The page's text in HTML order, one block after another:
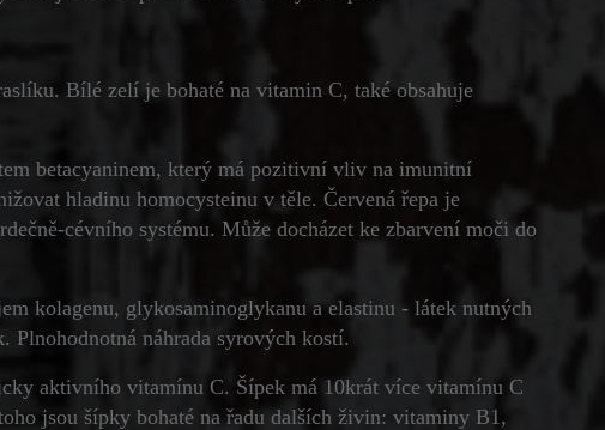
Bílé zelí je bohaté na vitamin C, také obsahuje
betacyaninem, který má pozitivní vliv na imunitní
hladinu homocysteinu v těle. Červená řepa je
cévního systému. Může docházet ke zbarvení moči do
kolagenu, glykosaminoglykanu a elastinu - látek nutných
náhrada syrových kostí.
aktivního vitamínu C. Šípek má 10krát více vitamínu C
jsou šípky bohaté na řadu dalších živin: vitaminy B1,